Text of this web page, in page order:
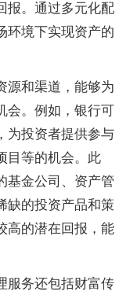
报。通过多元化配
环境下实现资产的
源和渠道，能够为
会。例如，银行可
为投资者提供参与
目等的机会。此
基金公司、资产管
缺的投资产品和策
高的潜在回报，能
服务还包括财富传